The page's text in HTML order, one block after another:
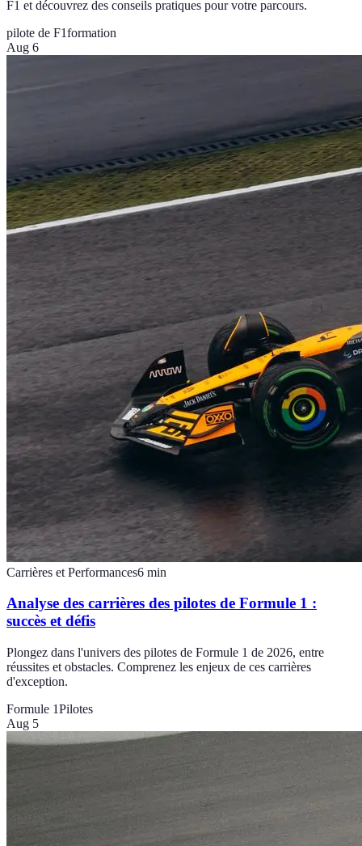
F1 et découvrez des conseils pratiques pour votre parcours.
pilote de F1formation
Aug 6
Carrières et Performances6 min
Analyse des carrières des pilotes de Formule 1 :
succès et défis
Plongez dans l'univers des pilotes de Formule 1 de 2026, entre
réussites et obstacles. Comprenez les enjeux de ces carrières
d'exception.
Formule 1Pilotes
Aug 5